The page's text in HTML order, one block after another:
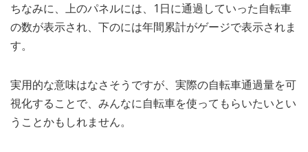
ちなみに、上のパネルには、1日に通過していった自転車
の数が表示され、下のには年間累計がゲージで表示されま
す。
実用的な意味はなさそうですが、実際の自転車通過量を可
視化することで、みんなに自転車を使ってもらいたいとい
うことかもしれません。